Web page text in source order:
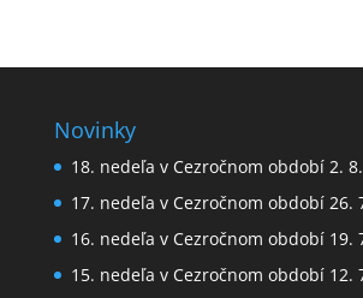
Novinky
18. nedeľa v Cezročnom období 2.
17. nedeľa v Cezročnom období 26.
16. nedeľa v Cezročnom období 19.
15. nedeľa v Cezročnom období 12.